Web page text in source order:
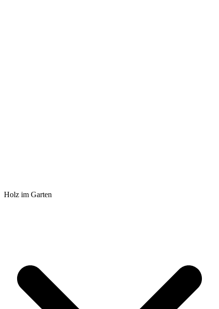
Holz im Garten